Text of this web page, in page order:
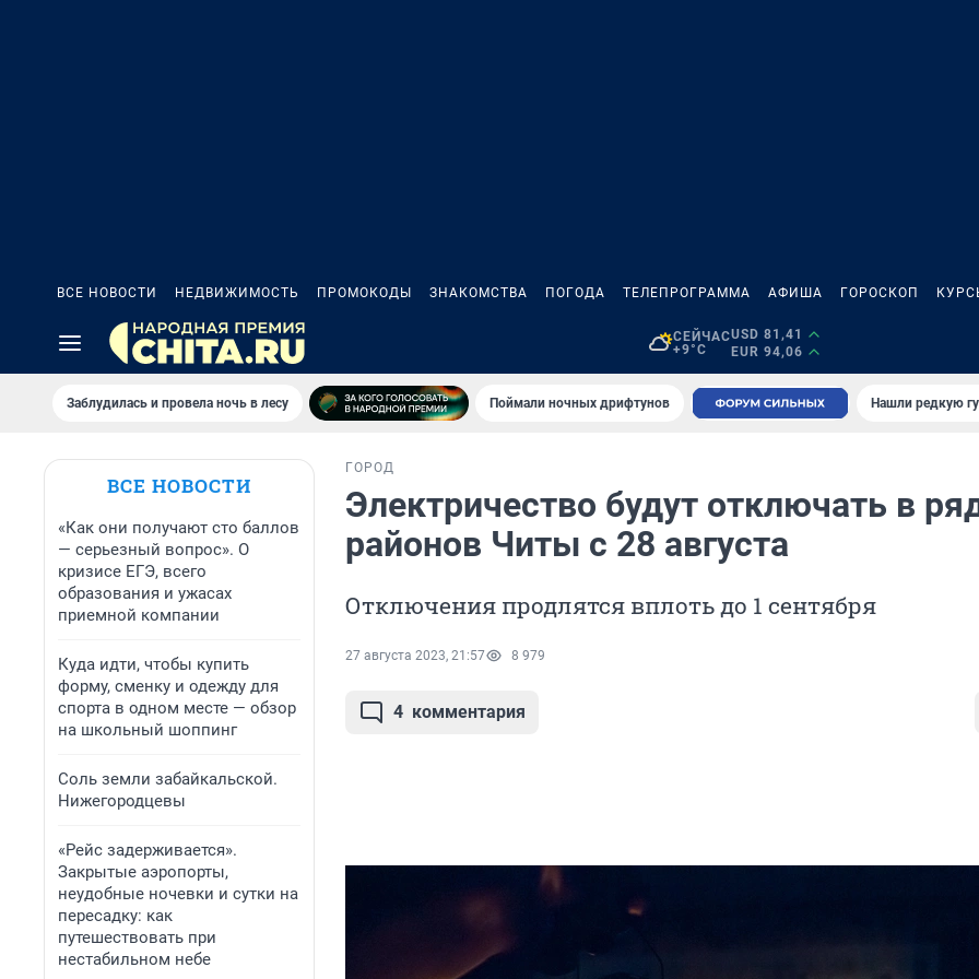
ВСЕ НОВОСТИ НЕДВИЖИМОСТЬ ПРОМОКОДЫ ЗНАКОМСТВА ПОГОДА ТЕЛЕПРОГРАММА АФИША ГОРОСКОП
СЕЙЧАС
+9°C
USD 81,41
EUR 94,06
Заблудилась и провела ночь в лесу Поймали ночных дрифтунов Нашли редкую
ВСЕ НОВОСТИ
«Как они получают сто баллов
— серьезный вопрос». О
кризисе ЕГЭ, всего
образования и ужасах
приемной компании
Куда идти, чтобы купить
форму, сменку и одежду для
спорта в одном месте — обзор
на школьный шоппинг
Соль земли забайкальской.
Нижегородцевы
«Рейс задерживается».
Закрытые аэропорты,
неудобные ночевки и сутки на
пересадку: как
путешествовать при
нестабильном небе
ГОРОД
Электричество будут отключать в
районов Читы с 28 августа
Отключения продлятся вплоть до 1 сентября
27 августа 2023, 21:57 8 979
4 комментария